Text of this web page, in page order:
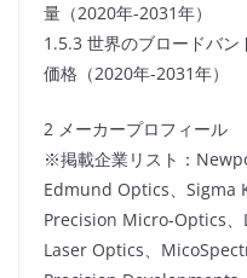
量（2020年-2031年）
1.5.3 世界のブロードバ
価格（2020年-2031年）
2 メーカープロフィール
※掲載企業リスト：
Edmund Optics、Sigma
Precision Micro-Optics
Laser Optics、